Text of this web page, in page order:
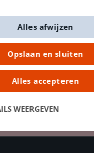
van nieuwigheden,
Opslaan en sluiten
Alles accepteren
Alles afwijzen
WEERGEVEN